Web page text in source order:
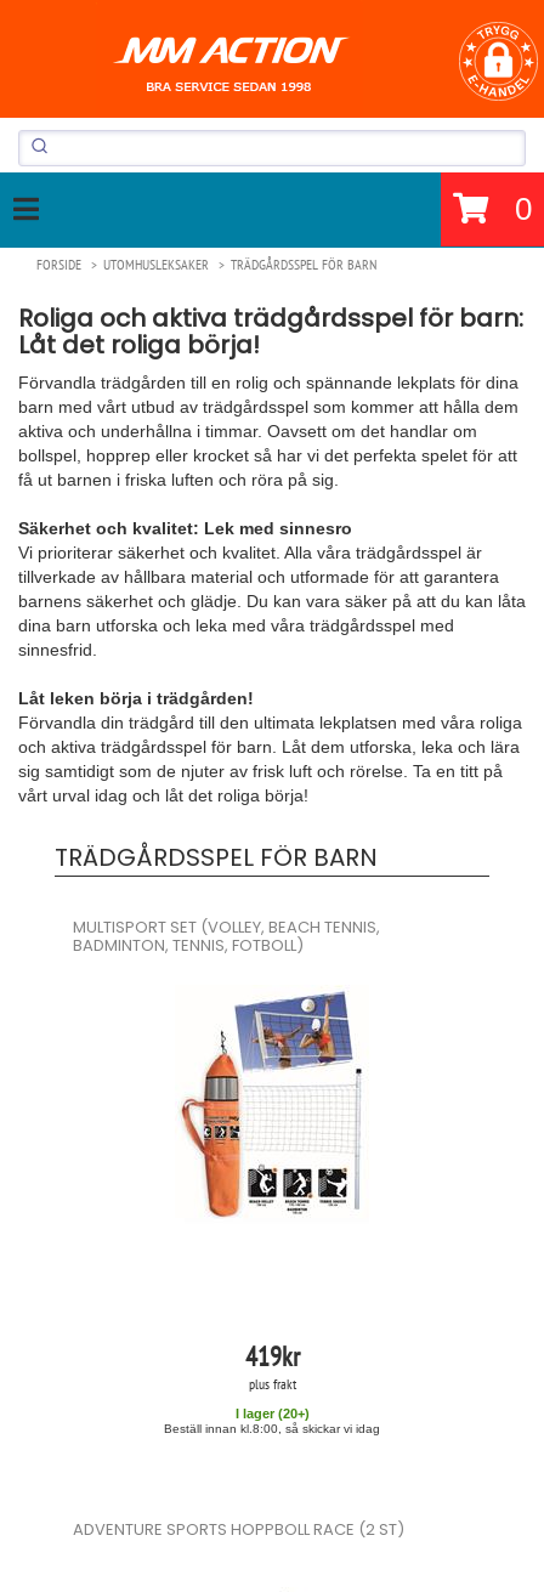
0
FORSIDE UTOMHUSLEKSAKER TRÄDGÅRDSSPEL FÖR BARN
Roliga och aktiva trädgårdsspel för barn:
Låt det roliga börja!
Förvandla trädgården till en rolig och spännande lekplats för dina
barn med vårt utbud av trädgårdsspel som kommer att hålla dem
aktiva och underhållna i timmar. Oavsett om det handlar om
bollspel, hopprep eller krocket så har vi det perfekta spelet för att
få ut barnen i friska luften och röra på sig.
Säkerhet och kvalitet: Lek med sinnesro
Vi prioriterar säkerhet och kvalitet. Alla våra trädgårdsspel är
tillverkade av hållbara material och utformade för att garantera
barnens säkerhet och glädje. Du kan vara säker på att du kan låta
dina barn utforska och leka med våra trädgårdsspel med
sinnesfrid.
Låt leken börja i trädgården!
Förvandla din trädgård till den ultimata lekplatsen med våra roliga
och aktiva trädgårdsspel för barn. Låt dem utforska, leka och lära
sig samtidigt som de njuter av frisk luft och rörelse. Ta en titt på
vårt urval idag och låt det roliga börja!
TRÄDGÅRDSSPEL FÖR BARN
MULTISPORT SET (VOLLEY, BEACH TENNIS,
BADMINTON, TENNIS, FOTBOLL)
419kr
plus frakt
I lager (20+)
Beställ innan kl.8:00, så skickar vi idag
ADVENTURE SPORTS HOPPBOLL RACE (2 ST)